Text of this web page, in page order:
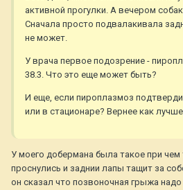
активной прогулки. А вечером
Сначала просто подвалакивала
не может.
У врача первое подозрение -
38.3. Что это еще может быть?
И еще, если пироплазмоз
или в стационаре? Вернее как
У моего добермана была такое при
проснулись и заднии лапы тащит за
он сказал что позвоночная грыжа